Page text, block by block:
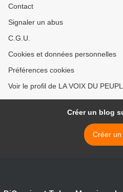
Contact
Signaler un abus
C.G.U.
Cookies et données personnelles
Préférences cookies
Voir le profil de LA VOIX DU
Créer un blog
Créer un